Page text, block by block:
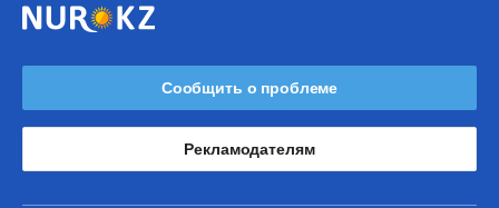
Сообщить о проблеме
Рекламодателям